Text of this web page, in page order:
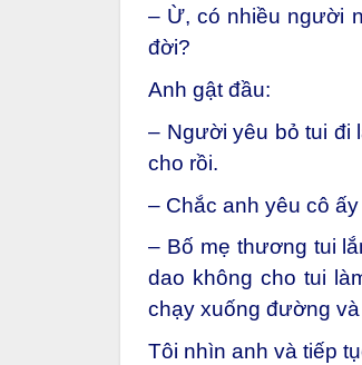
– Ừ, có nhiều người
đời?
Anh gật đầu:
– Người yêu bỏ tui đi
cho rồi.
– Chắc anh yêu cô
– Bố mẹ thương tui
dao không cho tui
chạy xuống đường và
Tôi nhìn anh và tiếp